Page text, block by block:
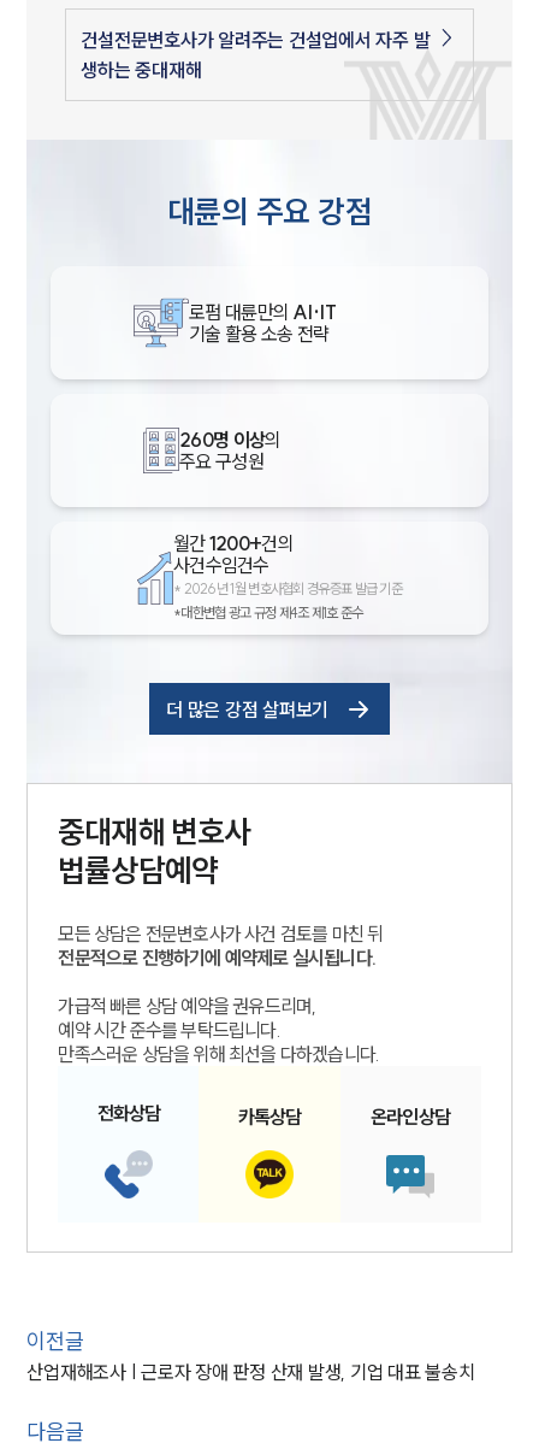
건설전문변호사가 알려주는 건설업에서 자주 발
생하는 중대재해
대륜의 주요 강점
로펌 대륜만의 AI·IT
기술 활용 소송 전략
260명 이상의
주요 구성원
월간1200+건의
사건수임건수
* 2026년 1월 변호사협회 경유증표 발급 기준
*대한변협 광고 규정 제4조 제1호 준수
더 많은 강점 살펴보기
중대재해 변호사
법률상담예약
모든 상담은 전문변호사가 사건 검토를 마친 뒤
전문적으로 진행하기에 예약제로 실시됩니다.
가급적 빠른 상담 예약을 권유드리며,
예약 시간 준수를 부탁드립니다.
만족스러운 상담을 위해 최선을 다하겠습니다.
전화상담 카톡상담 온라인상담
이전글
산업재해조사 | 근로자 장애 판정 산재 발생, 기업 대표 불송치
다음글